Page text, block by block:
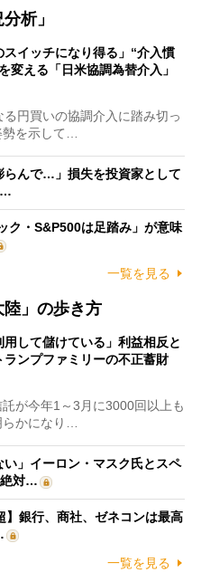
析」
スイッチになり得る」“介入慣
変える「日米協調為替介入」
円買いの協調介入に踏み切っ
勢を示して…
らんで…」損失を投資家として
…
ク・S&P500は足踏み」が意味
一覧を見る
」の歩き方
用して儲けている」利益相反と
ンプファミリーの不正蓄財
が今年1～3月に3000回以上も
らかになり…
い」イーロン・マスク氏とスペ
絶対…
】銀行、商社、ゼネコンは最高
一覧を見る